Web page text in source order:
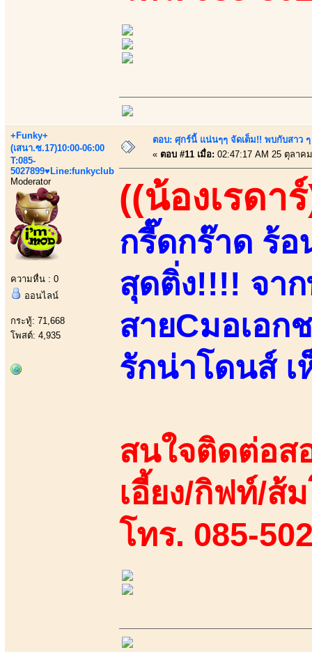
+Funky+
(เสนา.ซ.17)10:00-06:00
T:085-
5027899♥Line:funkyclub
Moderator
ความหื่น : 0
ออนไลน์
กระทู้: 71,668
โพสต์: 4,935
ตอบ: ศุกร์นี้ แน่นๆๆ จัดเต็ม!! พบกับสาว
« ตอบ #11 เมื่อ: 02:47:17 AM 25 ตุลาค
((น้องเรดา
กรี๊ดกร๊าด ร้อ
สุดติ่ง!!!! จา
สายCมอเอ
รักน่าโดนส์
สนใจติดต่อส
เอี้ยง/กิฟท์/ส้
โทร. 085-